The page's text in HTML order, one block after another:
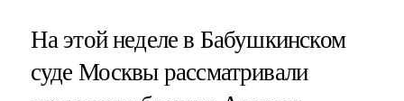
На этой неделе в Бабушкинском
суде Москвы рассматривали